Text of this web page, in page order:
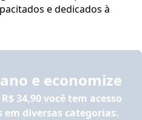
e dedicados à
e economize
R$ 34,90você tem acesso
em diversas categorias.